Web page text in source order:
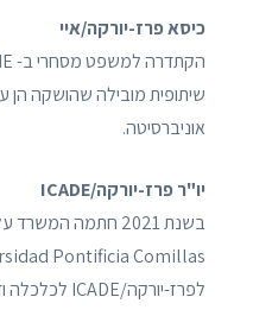
כיסא פרז-יורקה/איי
שיתופית מובילה שהושקה הן
אוניברסיטה.
יו"ר פרז-יורקה/ICADE
בשנת 2021 חתמה
לפרז-יורקה/ICADE לכלכלה ודיני תחרות.